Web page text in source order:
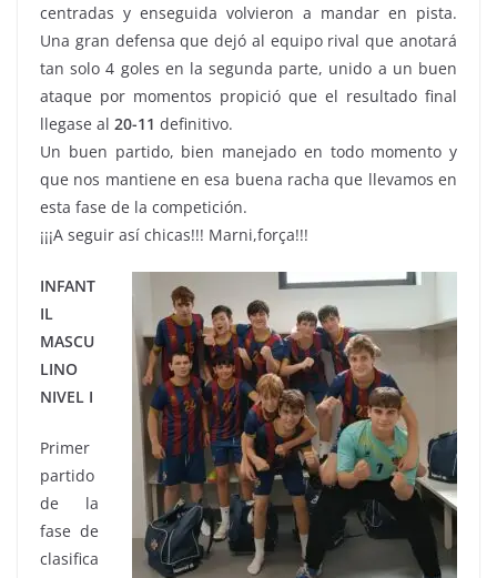
centradas y enseguida volvieron a mandar en pista.
Una gran defensa que dejó al equipo rival que anotará
tan solo 4 goles en la segunda parte, unido a un buen
ataque por momentos propició que el resultado final
llegase al 20-11 definitivo.
Un buen partido, bien manejado en todo momento y
que nos mantiene en esa buena racha que llevamos en
esta fase de la competición.
¡¡¡A seguir así chicas!!! Marni,força!!!
INFANT
IL
MASCU
LINO
NIVEL I
Primer
partido
de la
fase de
clasifica